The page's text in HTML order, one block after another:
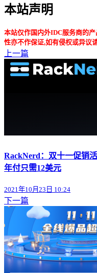
本站声明
本站仅作国内外IDC服务商的
性亦不作保证,如有侵权或异议
上一篇
RackNerd：双十一促销
年付只需12美元
2021年10月23日 10:24
下一篇